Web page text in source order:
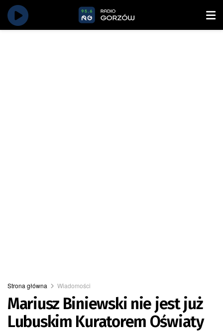
Strona główna Wiadomości
Mariusz Biniewski nie jest już
Lubuskim Kuratorem Oświaty